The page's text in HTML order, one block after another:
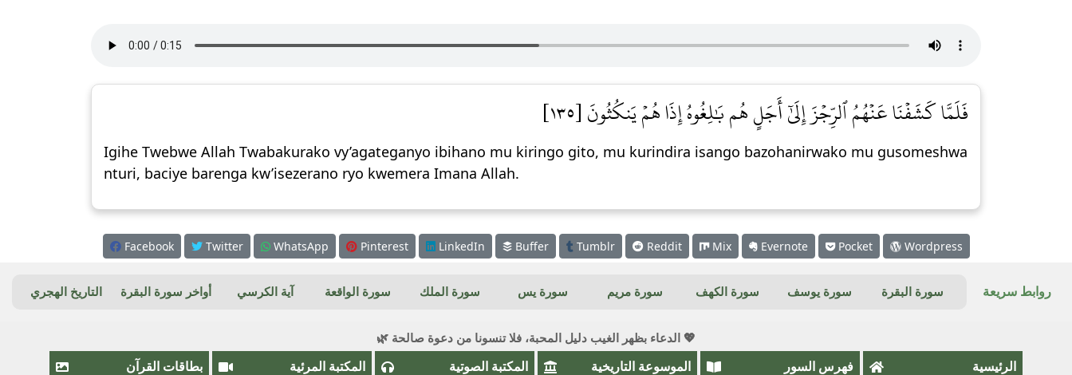
فَلَمَّا كَشَفۡنَا عَنۡهُمُ ٱلرِّجۡزَ إِلَىٰٓ أَجَلٍ هُم بَٰلِغُوهُ إِذَا هُمۡ يَنكُثُونَ [١٣٥]
Igihe Twebwe Allah Twabakurako vy’agateganyo ibihano mu kiringo gito, mu kurindira isango bazohanirwako mu gusomeshwa
nturi, baciye barenga kw’isezerano ryo kwemera Imana Allah.
Facebook Twitter WhatsApp Pinterest LinkedIn Buffer Tumblr Reddit Mix Evernote Pocket Wordpress
روابط سريعة سورة البقرة سورة يوسف سورة الكهف سورة مريم سورة يس سورة الملك سورة الواقعة آية الكرسي أواخر سورة البقرة التاريخ الهجري
💖 الدعاء بظهر الغيب دليل المحبة، فلا تنسونا من دعوة صالحة 🌿
الرئيسية فهرس السور الموسوعة التاريخية المكتبة الصوتية المكتبة المرئية بطاقات القرآن